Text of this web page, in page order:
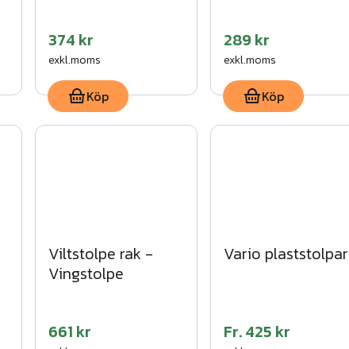
374 kr
exkl.moms
Köp
289 kr
exkl.moms
Köp
Viltstolpe rak -
Vingstolpe
661 kr
Vario plaststolpar
Fr.425 kr